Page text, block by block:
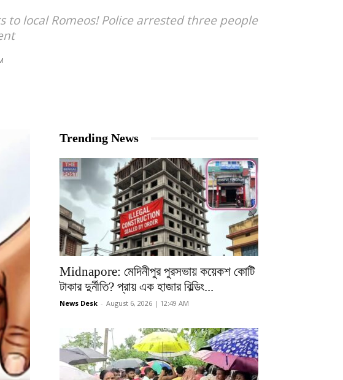
local Romeos! Police arrested three people
Trending News
Midnapore: মেদিনীপুর পুরসভায় কয়েকশ কোটি
টাকার দুর্নীতি? প্রায় এক হাজার বিল্ডিং...
News Desk - August 6, 2026 | 12:49 AM